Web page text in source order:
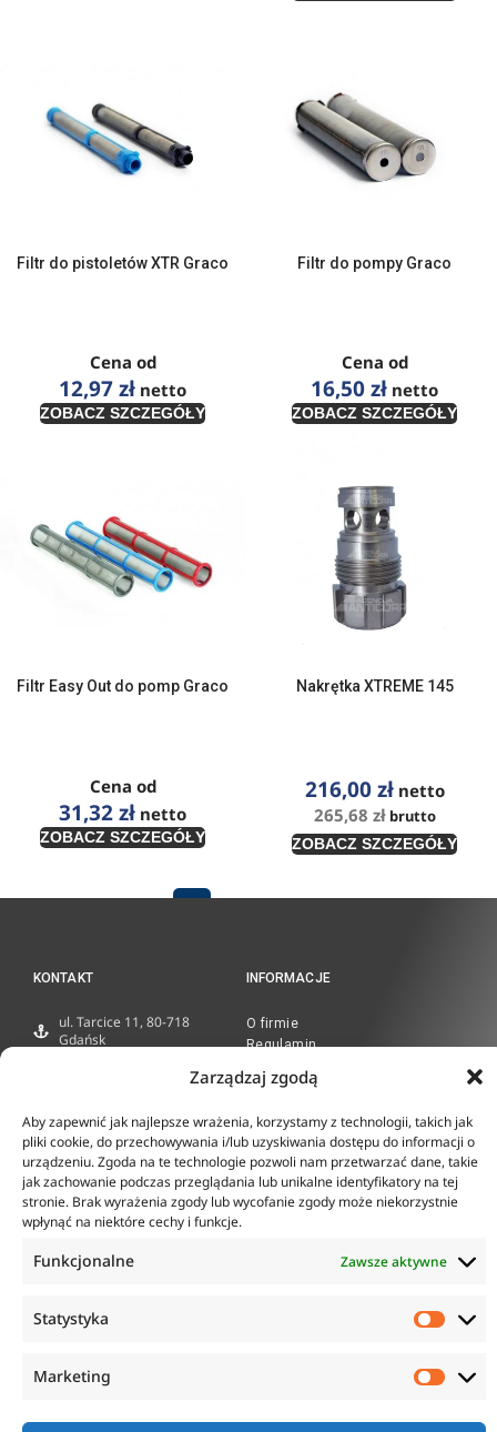
Zarządzaj zgodą
Aby zapewnić jak najlepsze wrażenia, korzystamy z technologii, takich jak
pliki cookie, do przechowywania i/lub uzyskiwania dostępu do informacji o
urządzeniu. Zgoda na te technologie pozwoli nam przetwarzać dane, takie
jak zachowanie podczas przeglądania lub unikalne identyfikatory na tej
stronie. Brak wyrażenia zgody lub wycofanie zgody może niekorzystnie
wpłynąć na niektóre cechy i funkcje.
Funkcjonalne Zawsze aktywne
Statystyka
Marketing
Filtr do pistoletów XTR Graco
Cena od
12,97zł netto
ZOBACZ SZCZEGÓŁY
Filtr do pompy Graco
Cena od
16,50zł netto
ZOBACZ SZCZEGÓŁY
Filtr Easy Out do pomp Graco
Cena od
31,32zł netto
ZOBACZ SZCZEGÓŁY
Nakrętka XTREME 145
216,00złnetto
265,68 złbrutto
ZOBACZ SZCZEGÓŁY
KONTAKT
ul. Tarcice 11, 80-718
Gdańsk
Biuro czynne w godzinach
sklep@anticorr.pl
INFORMACJE
O firmie
Regulamin
Płatność i dostawa
PRZYDATNE LINKI
Copyright © 2023 Anticorr. Wszystkie prawa zastrzeżone.